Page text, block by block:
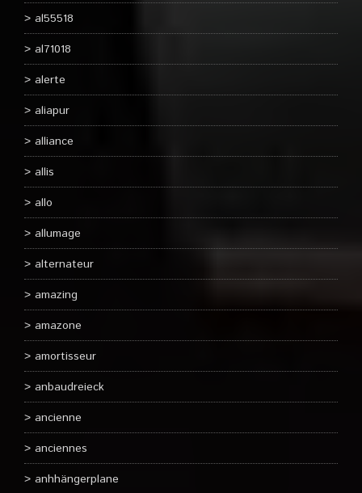
al55518
al71018
alerte
aliapur
alliance
allis
allo
allumage
alternateur
amazing
amazone
amortisseur
anbaudreieck
ancienne
anciennes
anhhängerplane